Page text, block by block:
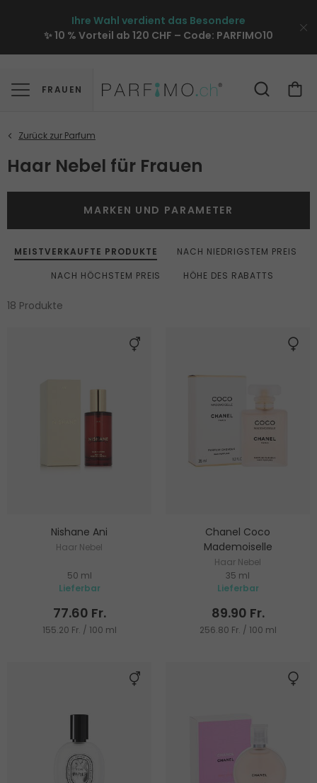
Ihre Wahl verdient das Besondere
✨ 10 % Vorteil ab 120 CHF – Code: PARFIMO10
FRAUEN
Haar Nebel für Frauen
MEISTVERKAUFTE PRODUKTE
NACH NIEDRIGSTEM PREIS
NACH HÖCHSTEM PREIS
HÖHE DES RABATTS
18 Produkte
MARKEN UND PARAMETER
Nishane Ani
Haar Nebel
50 ml
Lieferbar
77.60 Fr.
155.20 Fr. / 100 ml
Chanel Coco
Mademoiselle
Haar Nebel
35 ml
Lieferbar
89.90 Fr.
256.80 Fr. / 100 ml